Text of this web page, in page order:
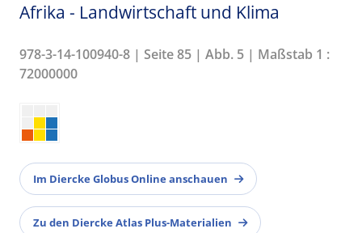
Afrika - Landwirtschaft und Klima
978-3-14-100940-8 | Seite 85 | Abb. 5 | Maßstab 1 :
72000000
Im Diercke Globus Online anschauen
Zu den Diercke Atlas Plus-Materialien